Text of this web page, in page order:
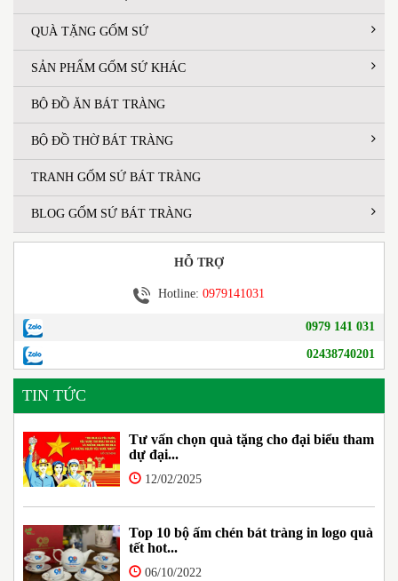
QUÀ TẶNG GỐM SỨ
SẢN PHẨM GỐM SỨ KHÁC
BỘ ĐỒ ĂN BÁT TRÀNG
BỘ ĐỒ THỜ BÁT TRÀNG
TRANH GỐM SỨ BÁT TRÀNG
BLOG GỐM SỨ BÁT TRÀNG
HỖ TRỢ
Hotline: 0979141031
0979 141 031
02438740201
TIN TỨC
Tư vấn chọn quà tặng cho đại biểu tham
dự đại...
12/02/2025
Top 10 bộ ấm chén bát tràng in logo quà
tết hot...
06/10/2022